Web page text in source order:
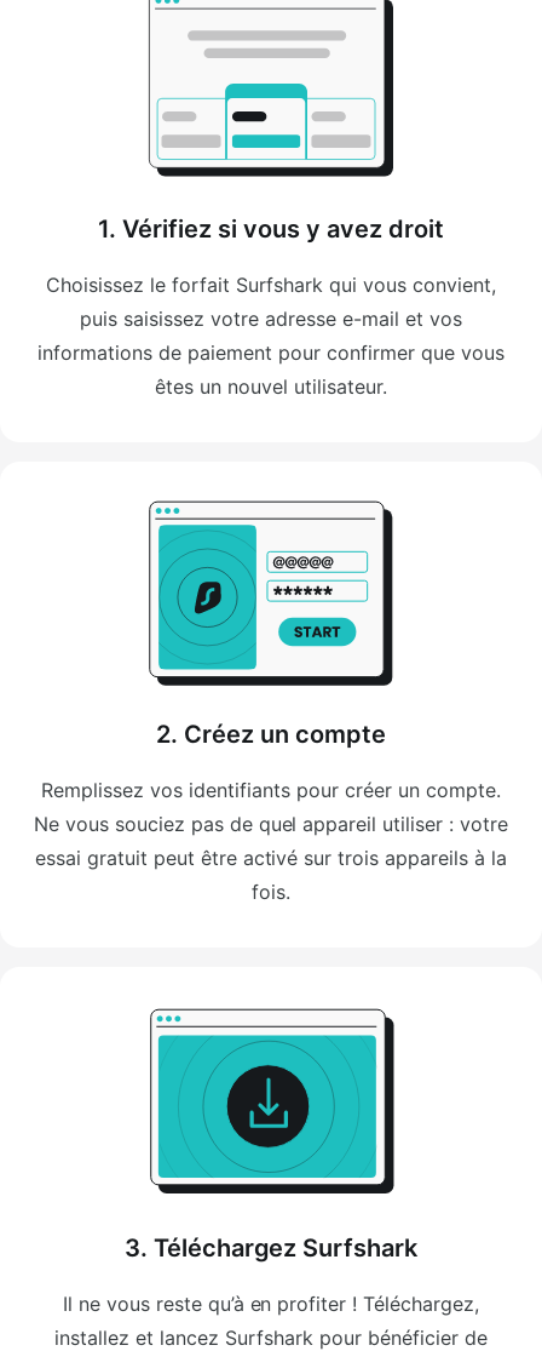
1. Vérifiez si vous y avez droit
Choisissez le forfait Surfshark qui vous convient,
puis saisissez votre adresse e-mail et vos
informations de paiement pour confirmer que vous
êtes un nouvel utilisateur.
2. Créez un compte
Remplissez vos identifiants pour créer un compte.
Ne vous souciez pas de quel appareil utiliser : votre
essai gratuit peut être activé sur trois appareils à la
fois.
3. Téléchargez Surfshark
Il ne vous reste qu’à en profiter ! Téléchargez,
installez et lancez Surfshark pour bénéficier de